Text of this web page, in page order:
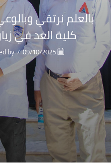
بالعلم نرتقي
كلية الغد في
/
by